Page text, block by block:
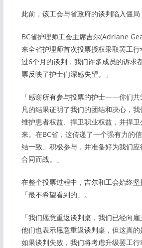
此前，该工会与省政府的谈判陷入僵局
BC省护理师工会主席吉尔(Adriane
来全省护理师首次投票授权采取罢工
过6个月的谈判，我们许多成员的诉求
票反映了护士们深感失望。」
「感谢所有参与投票的护士——你们
凡的结果证明了我们的团结和决心，我
维护患者权益、捍卫职业权益，并捍
来。在BC省，这传递了一个强有力的
结一致、积极参与，并准备好为我们
合同而战。」
在整个投票过程中，吉尔和工会始终
「最不希望看到的」。
「我们愿意重返谈判桌，我们已经向雇
他们也表示愿意重返谈判桌，但这真的
如果谈判失败，我们将考虑升级罢工行